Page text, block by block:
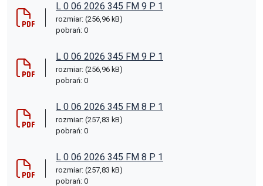
L 0 06 2026 345 FM 9 P 1
rozmiar: (256,96 kB)
pobrań: 0
L 0 06 2026 345 FM 9 P 1
rozmiar: (256,96 kB)
pobrań: 0
L 0 06 2026 345 FM 8 P 1
rozmiar: (257,83 kB)
pobrań: 0
L 0 06 2026 345 FM 8 P 1
rozmiar: (257,83 kB)
pobrań: 0